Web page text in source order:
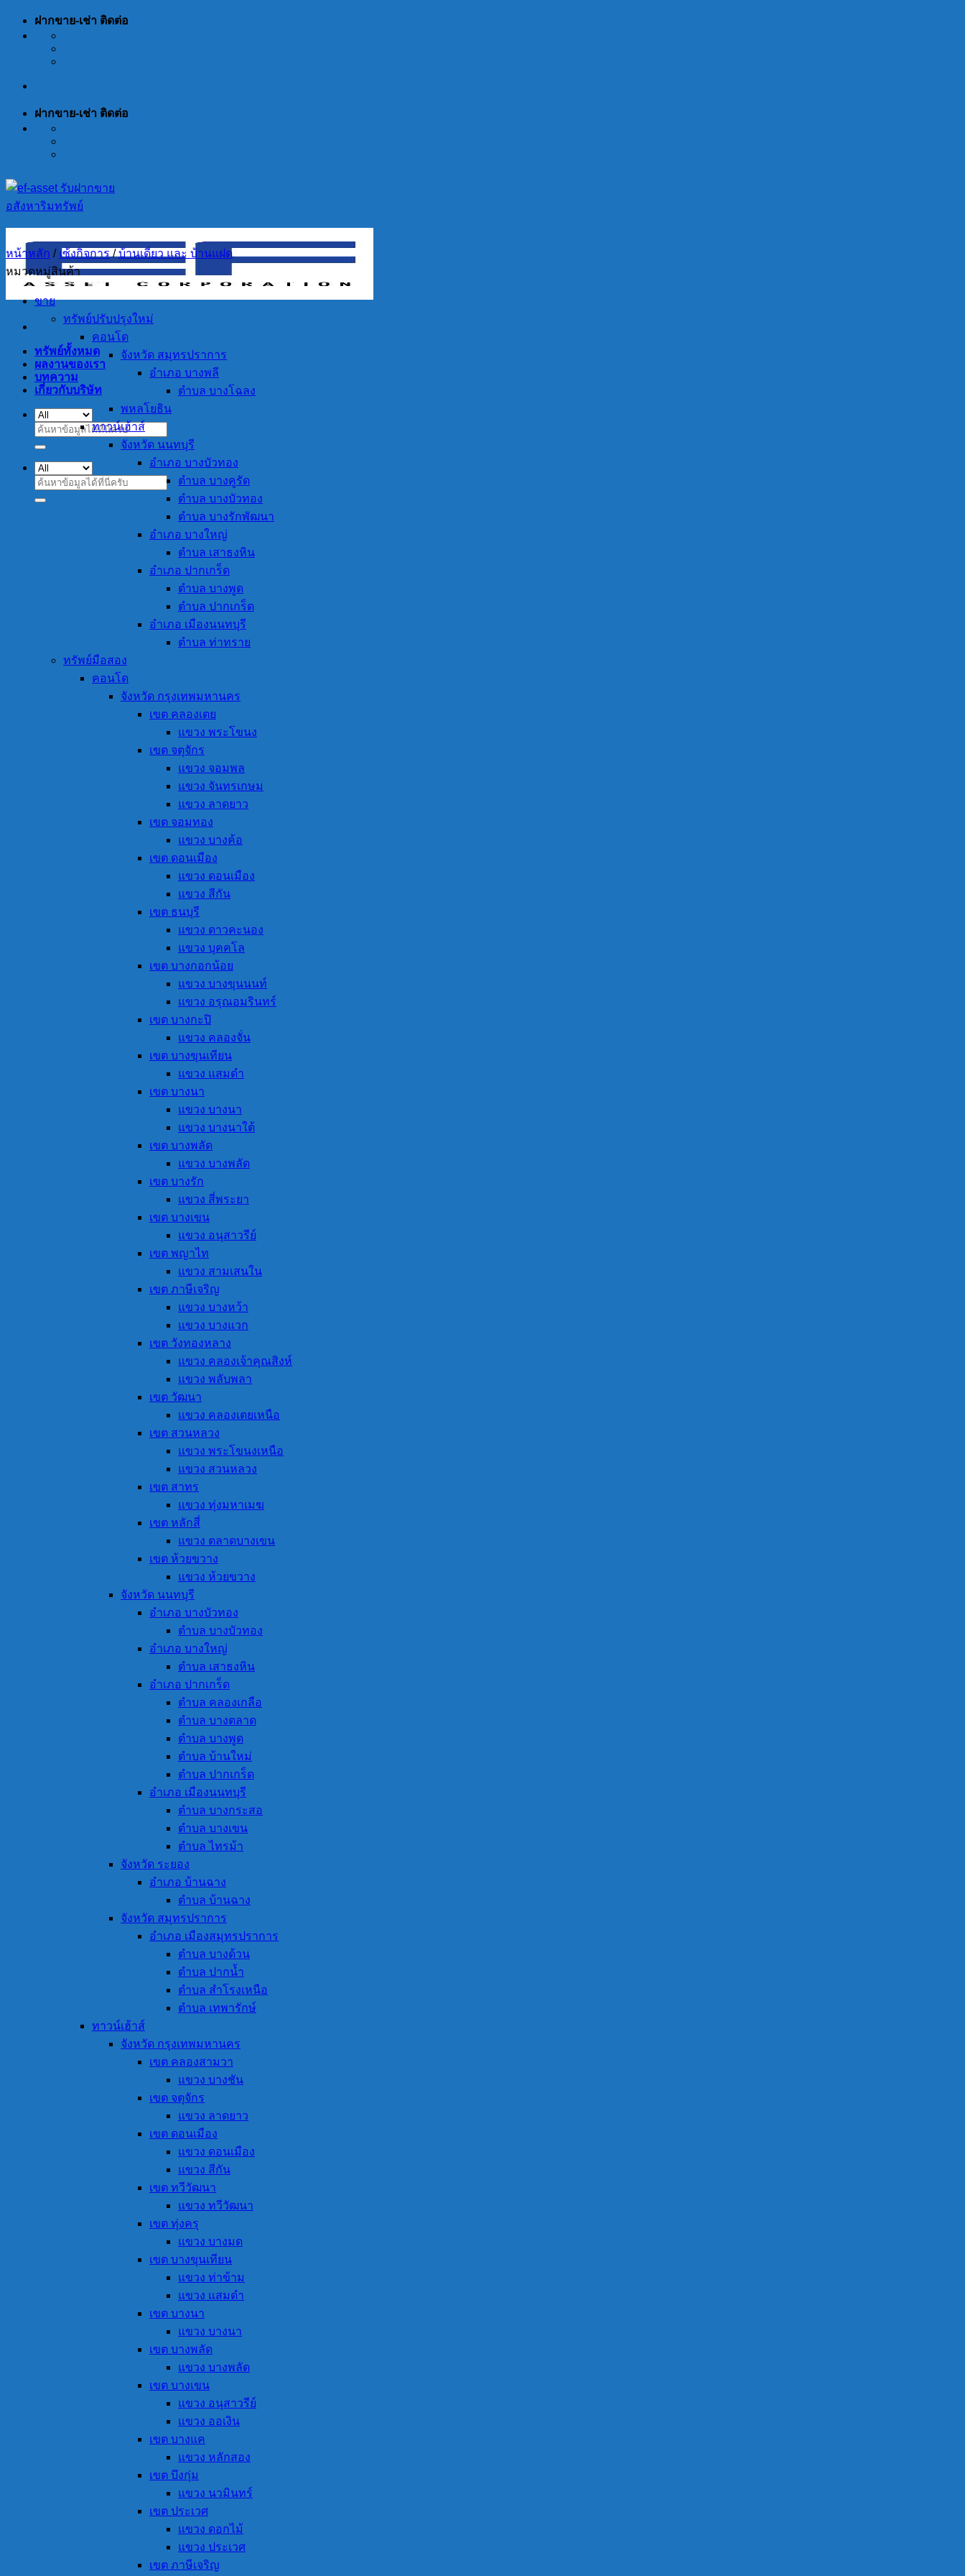
Skip
ฝากขาย-เช่า ติดต่อ
ฝากขาย-เช่า ติดต่อ
ทรัพย์ทั้งหมด
ผลงานของเรา
บทความ
เกี่ยวกับบริษัท
ค้นหา:
ค้นหา:
หน้าหลัก / เซ้งกิจการ / บ้านเดี่ยว และ บ้านแฝด
หมวดหมู่สินค้า
ขาย
ทรัพย์ปรับปรุงใหม่
คอนโด
จังหวัด สมุทรปราการ
อำเภอ บางพลี
ตำบล บางโฉลง
พหลโยธิน
ทาวน์เฮ้าส์
จังหวัด นนทบุรี
อำเภอ บางบัวทอง
ตำบล บางคูรัด
ตำบล บางบัวทอง
ตำบล บางรักพัฒนา
อำเภอ บางใหญ่
ตำบล เสาธงหิน
อำเภอ ปากเกร็ด
ตำบล บางพูด
ตำบล ปากเกร็ด
อำเภอ เมืองนนทบุรี
ตำบล ท่าทราย
ทรัพย์มือสอง
คอนโด
จังหวัด กรุงเทพมหานคร
เขต คลองเตย
แขวง พระโขนง
เขต จตุจักร
แขวง จอมพล
แขวง จันทรเกษม
แขวง ลาดยาว
เขต จอมทอง
แขวง บางค้อ
เขต ดอนเมือง
แขวง ดอนเมือง
แขวง สีกัน
เขต ธนบุรี
แขวง ดาวคะนอง
แขวง บุคคโล
เขต บางกอกน้อย
แขวง บางขุนนนท์
แขวง อรุณอมรินทร์
เขต บางกะปิ
แขวง คลองจั่น
เขต บางขุนเทียน
แขวง แสมดำ
เขต บางนา
แขวง บางนา
แขวง บางนาใต้
เขต บางพลัด
แขวง บางพลัด
เขต บางรัก
แขวง สี่พระยา
เขต บางเขน
แขวง อนุสาวรีย์
เขต พญาไท
แขวง สามเสนใน
เขต ภาษีเจริญ
แขวง บางหว้า
แขวง บางแวก
เขต วังทองหลาง
แขวง คลองเจ้าคุณสิงห์
แขวง พลับพลา
เขต วัฒนา
แขวง คลองเตยเหนือ
เขต สวนหลวง
แขวง พระโขนงเหนือ
แขวง สวนหลวง
เขต สาทร
แขวง ทุ่งมหาเมฆ
เขต หลักสี่
แขวง ตลาดบางเขน
เขต ห้วยขวาง
แขวง ห้วยขวาง
จังหวัด นนทบุรี
อำเภอ บางบัวทอง
ตำบล บางบัวทอง
อำเภอ บางใหญ่
ตำบล เสาธงหิน
อำเภอ ปากเกร็ด
ตำบล คลองเกลือ
ตำบล บางตลาด
ตำบล บางพูด
ตำบล บ้านใหม่
ตำบล ปากเกร็ด
อำเภอ เมืองนนทบุรี
ตำบล บางกระสอ
ตำบล บางเขน
ตำบล ไทรม้า
จังหวัด ระยอง
อำเภอ บ้านฉาง
ตำบล บ้านฉาง
จังหวัด สมุทรปราการ
อำเภอ เมืองสมุทรปราการ
ตำบล บางด้วน
ตำบล ปากน้ำ
ตำบล สำโรงเหนือ
ตำบล เทพารักษ์
ทาวน์เฮ้าส์
จังหวัด กรุงเทพมหานคร
เขต คลองสามวา
แขวง บางชัน
เขต จตุจักร
แขวง ลาดยาว
เขต ดอนเมือง
แขวง ดอนเมือง
แขวง สีกัน
เขต ทวีวัฒนา
แขวง ทวีวัฒนา
เขต ทุ่งครุ
แขวง บางมด
เขต บางขุนเทียน
แขวง ท่าข้าม
แขวง แสมดำ
เขต บางนา
แขวง บางนา
เขต บางพลัด
แขวง บางพลัด
เขต บางเขน
แขวง อนุสาวรีย์
แขวง ออเงิน
เขต บางแค
แขวง หลักสอง
เขต บึงกุ่ม
แขวง นวมินทร์
เขต ประเวศ
แขวง ดอกไม้
แขวง ประเวศ
เขต ภาษีเจริญ